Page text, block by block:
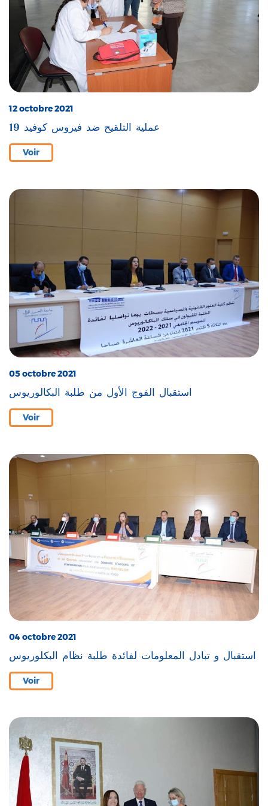
12 octobre 2021
عملية التلقيح ضد فيروس كوفيد 19
Voir
05 octobre 2021
استقبال الفوج الأول من طلبة البكالوريوس
Voir
04 octobre 2021
استقبال و تبادل المعلومات لفائدة طلبة نظام البكلوريوس
Voir